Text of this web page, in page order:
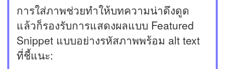
การใส่ภาพช่วยทำให้บทความน่าดึงดูด
แล้วก็รองรับการแสดงผลแบบ Featured
Snippet แบบอย่างรหัสภาพพร้อม alt text
ที่ชี้แนะ: